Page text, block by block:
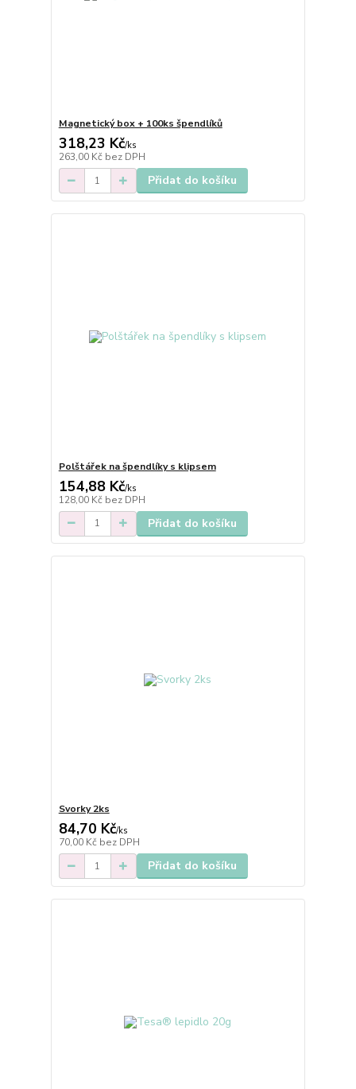
Magnetický box + 100ks špendlíků
318,23 Kč/ks
263,00 Kč bez DPH
Přidat do košíku
Polštářek na špendlíky s klipsem
154,88 Kč/ks
128,00 Kč bez DPH
Přidat do košíku
Svorky 2ks
84,70 Kč/ks
70,00 Kč bez DPH
Přidat do košíku